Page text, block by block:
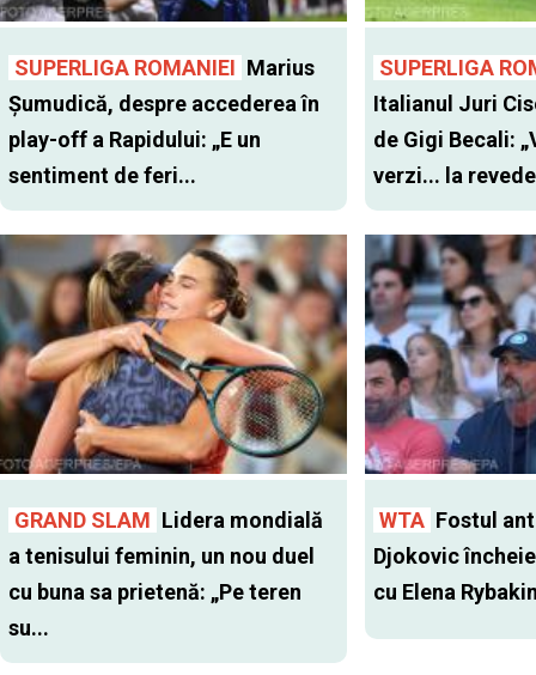
SUPERLIGA ROMANIEI Marius
Șumudică, despre accederea în
play-off a Rapidului: „E un
sentiment de feri...
SUPERLIGA
Italianul Juri
de Gigi Becali:
verzi... la
GRAND SLAM Lidera mondială
a tenisului feminin, un nou duel
cu buna sa prietenă: „Pe teren
su...
WTA Fostul
Djokovic
cu Elena